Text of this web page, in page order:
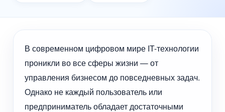
В современном цифровом мире IT-технологии
проникли во все сферы жизни — от
управления бизнесом до повседневных задач.
Однако не каждый пользователь или
предприниматель обладает достаточными